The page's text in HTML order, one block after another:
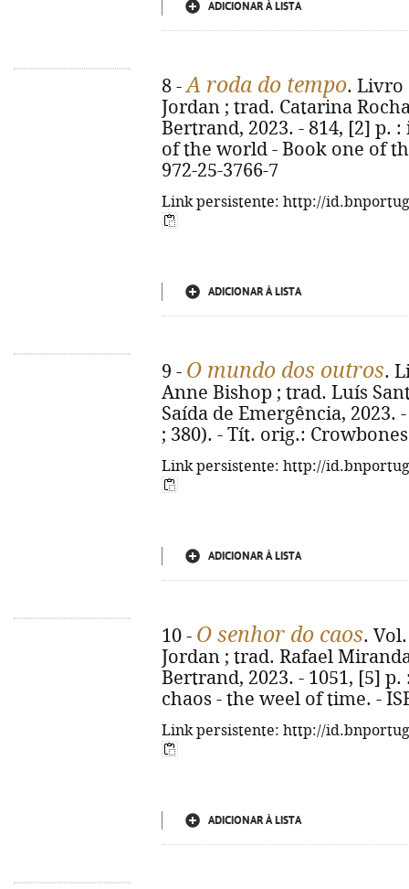
ADICIONAR À LISTA
8 -A roda do tempo. Livro
Jordan ; trad. Catarina
Bertrand, 2023. - 814, [2] p.
of the world - Book one of
972-25-3766-7
Link persistente: http://
ADICIONAR À LISTA
9 - O mundo dos outros.
Anne Bishop ; trad. Luís
Saída de Emergência, 2023.
; 380). - Tít. orig.:
Link persistente: http://
ADICIONAR À LISTA
10 - O senhor do caos.
Jordan ; trad. Rafael
Bertrand, 2023. - 1051, [5]
chaos - the weel of time. -
Link persistente: http://
ADICIONAR À LISTA